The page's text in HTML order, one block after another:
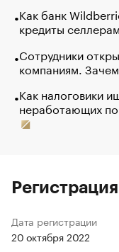
Как банк
кредиты
Сотрудники
компаниям.
Как налоговики
неработающих
Дата регистрации
20 октября 2022